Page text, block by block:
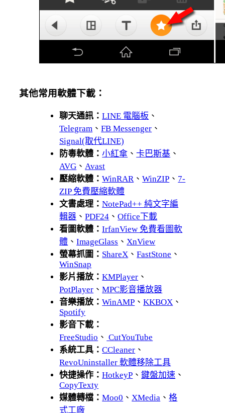
其他常用軟體下載：
聊天通訊：LINE 電腦板 、
Telegram 、FB Messenger 、
Signal(取代LINE)
防毒軟體：小紅傘 、卡巴斯基 、
AVG 、 Avast
壓縮軟體：WinRAR 、WinZIP 、 7-
ZIP 免費壓縮軟體
文書處理：NotePad++ 純文字編
輯器 、PDF24 、Office下載
看圖軟體：IrfanView 免費看圖軟
體 、ImageGlass 、 XnView
螢幕抓圖： ShareX 、FastStone 、
WinSnap
影片播放：KMPlayer 、
PotPlayer 、MPC影音播放器
音樂播放：WinAMP 、KKBOX 、
Spotify
影音下載：
FreeStudio 、 CutYouTube
系統工具：CCleaner 、
RevoUninstaller 軟體移除工具
快捷操作：HotkeyP 、鍵盤加速 、
CopyTexty
媒體轉檔：Moo0 、 XMedia 、格
式工廠